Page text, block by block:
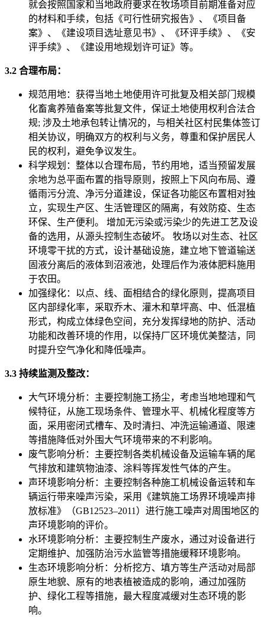
就会按照国家和当地政府要求在牧场项目前期准备对应
的材料和手续，包括《可行性研究报告》、《项目备
案》、《建设项目选址意见书》、《环评手续》、《安
评手续》、《建设用地规划许可证》等。
3.2 合理布局：
规范用地：获得当地土地使用许可批复及相关部门规模
化畜禽养殖备案等批复文件，保证土地使用权利合法合
规; 涉及土地承包转让情况的，与相关社区村民集体签订
相关协议，明确双方的权利与义务，尊重和保护居民人
民的权利，避免争议发生。
科学规划：整体以合理布局，节约用地，适当预留发展
余地为总平面布置的指导原则，按照上下风向布局、遵
循雨污分流、净污分道建设，保证各功能区布置相对独
立，实现生产区、生活管理区的隔离，有效防疫、生态
环保、生产便利。 增加无污染或污染少的先进工艺及设
备的选用，从源头控制生态破坏。 牧场以对生态、社区
环境零干扰的方式，设计基础设施，建立地下管道输送
固液分离后的液体到沼液池，处理后作为液体肥料施用
于农田。
加强绿化：以点、线、面相结合的绿化原则，提高项目
区内部绿化率，采取乔木、灌木和草坪高、中、低混植
形式，构成立体绿色空间，充分发挥绿地的防护、活动
功能和改善环境的作用，以保持厂区环境优美整洁，同
时提升空气净化和降低噪声。
3.3 持续监测及整改：
大气环境分析：主要控制施工扬尘，考虑当地地理和气
候特征，从施工现场条件、管理水平、机械化程度等方
面，采用密闭式槽车、及时清扫、冲洗运输通道、限速
等措施降低对外围大气环境带来的不利影响。
废气影响分析：主要控制各类机械设备及运输车辆的尾
气排放和建筑物油漆、涂料等挥发性气体的产生。
声环境影响分析：主要控制各种施工机械设备运转和车
辆运行带来噪声污染，采用《建筑施工场界环境噪声排
放标准》（GB12523–2011）进行施工噪声对周围地区的
声环境影响的评价。
水环境影响分析：主要控制生产废水，通过对设备进行
定期维护、加强防治污水监管等措施缓释环境影响。
生态环境影响分析：分析挖方、填方等生产活动对局部
原生地貌、原有的地表植被造成的影响，通过加强防
护、绿化工程等措施，最大程度减缓对生态环境的影
响。